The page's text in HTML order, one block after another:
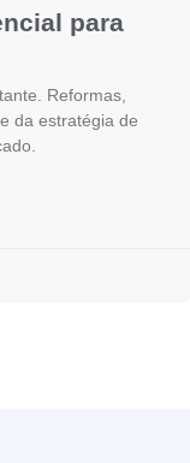
para
Reformas,
da estratégia de